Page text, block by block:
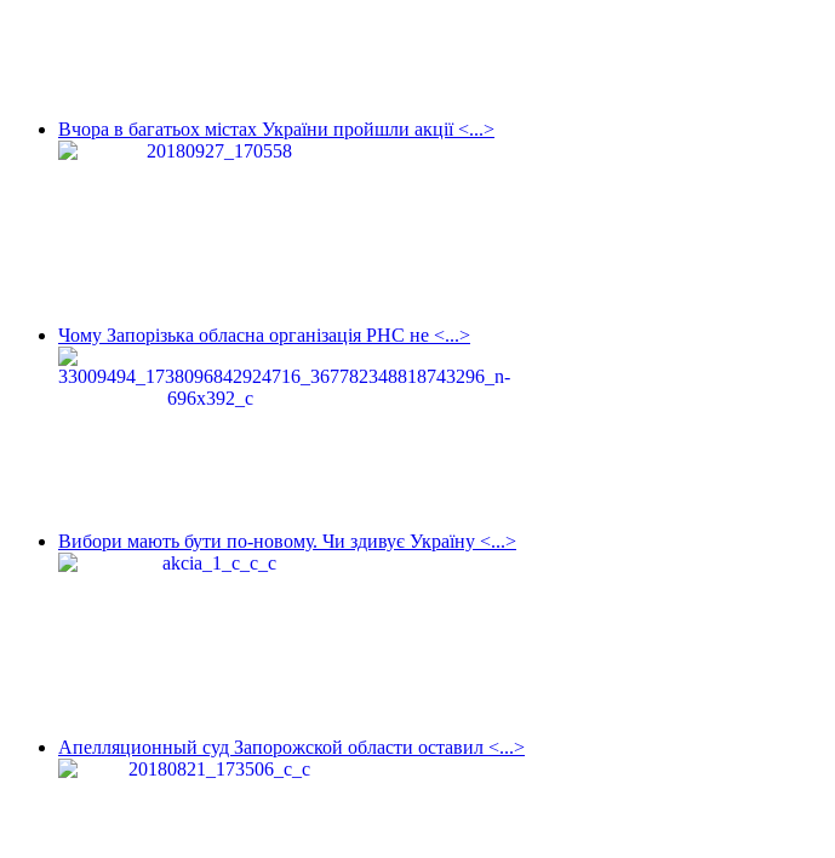
Вчора в багатьох містах України пройшли акції <...>
Чому Запорізька обласна організація РНС не <...>
Вибори мають бути по-новому. Чи здивує Україну <...>
Апелляционный суд Запорожской области оставил <...>